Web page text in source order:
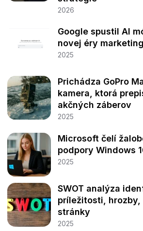
2026
Google spustil AI
novej éry
2025
Prichádza GoPro
kamera, ktorá
akčných záberov
2025
Microsoft čelí
podpory Windows
2025
SWOT analýza
príležitosti, hrozby,
stránky
2025